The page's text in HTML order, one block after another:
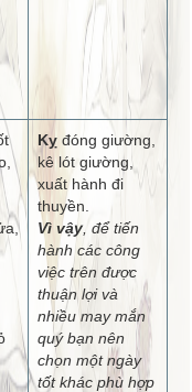
Kỵđóng giường,
kê lót giường,
xuất hành đi
thuyền.
Vì vậy, để tiến
hành các công
việc trên được
thuận lợi và
nhiều may mắn
quý bạn nên
chọn một ngày
tốt khác phù hợp